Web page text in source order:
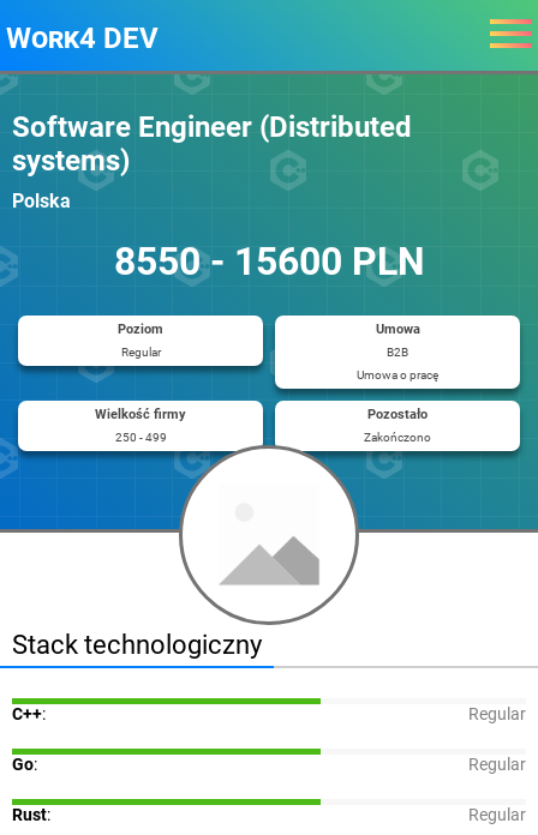
Work4 DEV
Software Engineer (Distributed
systems)
Polska
8550 - 15600 PLN
Poziom
Regular
Umowa
B2B
Umowa o pracę
Wielkość firmy
250 - 499
Pozostało
Zakończono
Stack technologiczny
C++: Regular
Go: Regular
Rust: Regular